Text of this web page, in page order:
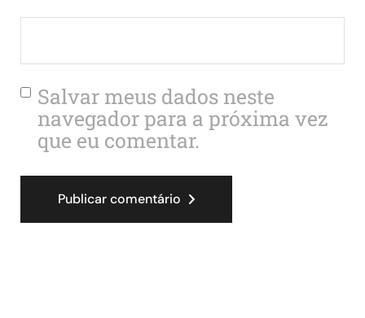
Salvar meus dados neste
navegador para a próxima vez
que eu comentar.
Publicar comentário